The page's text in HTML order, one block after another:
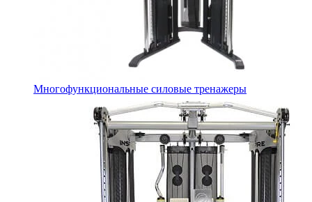
Многофункциональные силовые тренажеры